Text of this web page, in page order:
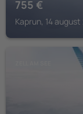
755 €
Kaprun, 14